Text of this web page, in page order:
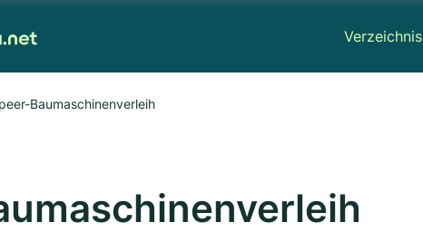
Verzeichnis
Baumaschinenverleih